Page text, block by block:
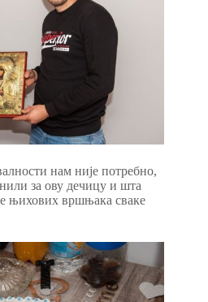
нам није потребно,
за ову дечицу и шта
њихових вршњака сваке